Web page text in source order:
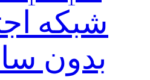
شبکه
بدون